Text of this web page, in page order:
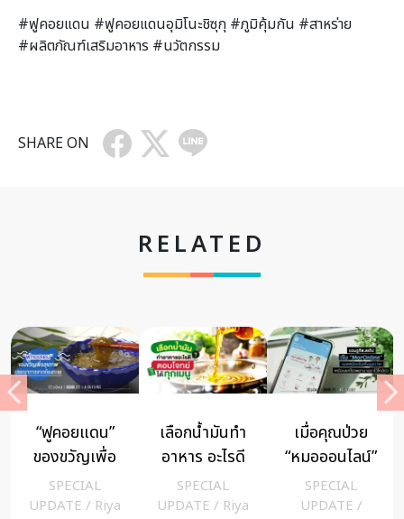
#ฟูคอยแดน #ฟูคอยแดนอุมิโนะชิซุกุ #ภูมิคุ้มกัน #สาหร่าย
#ผลิตภัณฑ์เสริมอาหาร #นวัตกรรม
SHARE ON
RELATED
ฟ้าทะลายโจร
สมุนไพรติด
บ้านยุค 2022
เลือกยังไงให้
SPECIAL
UPDATE / Riya
แอปเปิ้ลผลไม้
ดีต่อ “ใจ”
SPECIAL
UPDATE/
HowTo เลือก
คอลลาเจน ให้
เหมาะกับตัว
เองและคน
SPECIAL
UPDATE/Riya